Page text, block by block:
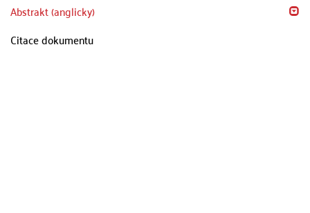
Abstrakt (anglicky)
Citace dokumentu